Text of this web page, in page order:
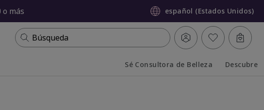
más español (Estados Unidos)
Búsqueda
Sé Consultora de Belleza Descubre